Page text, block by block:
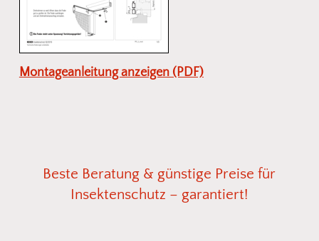
Montageanleitung anzeigen (PDF)
Beste Beratung & günstige Preise für
Insektenschutz – garantiert!